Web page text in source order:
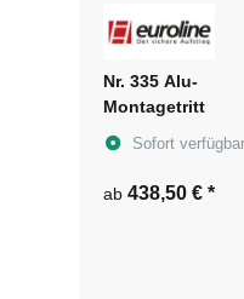
Nr. 335 Alu-
Montagetritt
Sofort verfügbar
ab 438,50 € *